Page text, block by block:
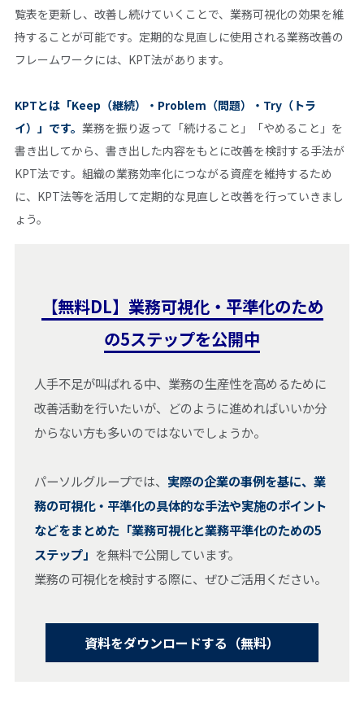
覧表を更新し、改善し続けていくことで、業務可視化の効果を維
持することが可能です。定期的な見直しに使用される業務改善の
フレームワークには、KPT法があります。
KPTとは「Keep（継続）・Problem（問題）・Try（トラ
イ）」です。 業務を振り返って「続けること」「やめること」を
書き出してから、書き出した内容をもとに改善を検討する手法が
KPT法です。組織の業務効率化につながる資産を維持するため
に、KPT法等を活用して定期的な見直しと改善を行っていきまし
ょう。
【無料DL】業務可視化・平準化のため
の5ステップを公開中
人手不足が叫ばれる中、業務の生産性を高めるために
改善活動を行いたいが、どのように進めればいいか分
からない方も多いのではないでしょうか。
パーソルグループでは、 実際の企業の事例を基に、業
務の可視化・平準化の具体的な手法や実施のポイント
などをまとめた「業務可視化と業務平準化のための5
ステップ」 を無料で公開しています。
業務の可視化を検討する際に、ぜひご活用ください。
資料をダウンロードする（無料）